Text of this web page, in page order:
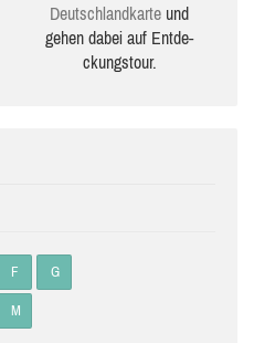
Deutsch­land­karte und
gehen dabei auf Ent­de­
ckungs­tour.
F G
M